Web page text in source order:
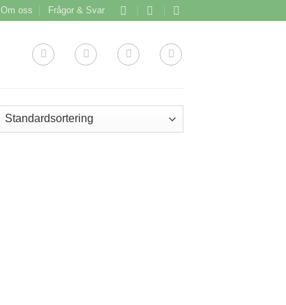
Om oss Frågor & Svar